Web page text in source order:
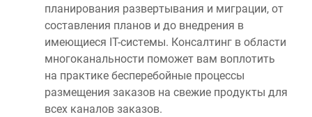
планирования развертывания и миграции, от
составления планов и до внедрения в
имеющиеся IT-системы. Консалтинг в области
многоканальности поможет вам воплотить
на практике бесперебойные процессы
размещения заказов на свежие продукты для
всех каналов заказов.